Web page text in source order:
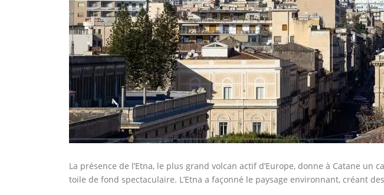
La présence de l’Etna, le plus grand volcan actif d’Europe, donne à Catane
toile de fond spectaculaire. L’Etna a façonné le paysage environnant, créant